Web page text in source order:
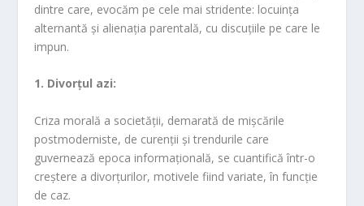
dintre care, evocăm pe cele mai stridente: locuința
alternantă și alienația parentală, cu discuțiile pe care le
impun.
1. Divorțul azi:
Criza morală a societății, demarată de mișcările
postmoderniste, de curenții și trendurile care
guvernează epoca informațională, se cuantifică într-o
creștere a divorțurilor, motivele fiind variate, în funcție
de caz.